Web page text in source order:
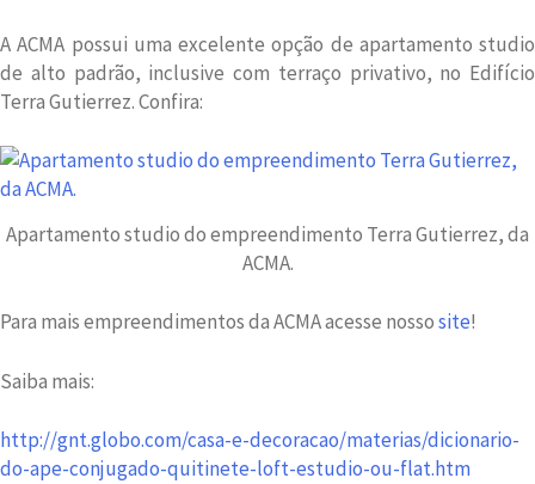
A ACMA possui uma excelente opção de apartamento studio
de alto padrão, inclusive com terraço privativo, no Edifício
Terra Gutierrez. Confira:
Apartamento studio do empreendimento Terra Gutierrez, da
ACMA.
Para mais empreendimentos da ACMA acesse nossosite!
Saiba mais:
http://gnt.globo.com/casa-e-decoracao/materias/dicionario-
do-ape-conjugado-quitinete-loft-estudio-ou-flat.htm